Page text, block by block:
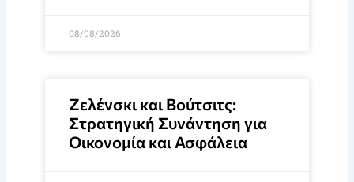
08/08/2026
Ζελένσκι και Βούτσιτς:
Στρατηγική Συνάντηση για
Οικονομία και Ασφάλεια